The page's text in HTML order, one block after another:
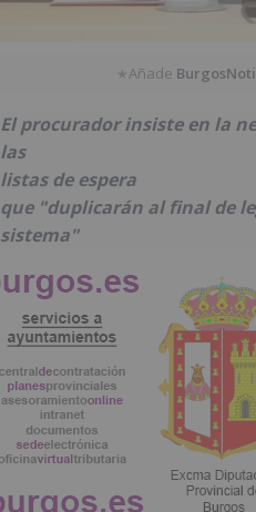
★Añade
El procurador insiste en la
las
listas de espera
que "duplicarán al final de
sistema"